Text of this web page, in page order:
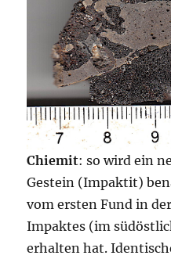
Chiemit: so wird ein
Gestein (Impaktit)
vom ersten Fund in
Impaktes (im
erhalten hat.